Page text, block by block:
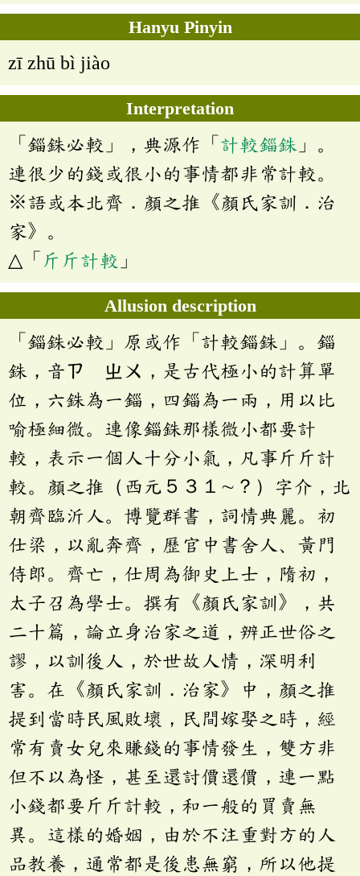
Hanyu Pinyin
zī zhū bì jiào
Interpretation
「錙銖必較」，典源作「 計較錙銖 」。
連很少的錢或很小的事情都非常計較。
※語或本北齊．顏之推《顏氏家訓．治
家》。
△「 斤斤計較 」
Allusion description
「錙銖必較」原或作「計較錙銖」。錙
銖，音ㄗ ㄓㄨ，是古代極小的計算單
位，六銖為一錙，四錙為一兩，用以比
喻極細微。連像錙銖那樣微小都要計
較，表示一個人十分小氣，凡事斤斤計
較。顏之推（西元５３１∼？）字介，北
朝齊臨沂人。博覽群書，詞情典麗。初
仕梁，以亂奔齊，歷官中書舍人、黃門
侍郎。齊亡，仕周為御史上士，隋初，
太子召為學士。撰有《顏氏家訓》，共
二十篇，論立身治家之道，辨正世俗之
謬，以訓後人，於世故人情，深明利
害。在《顏氏家訓．治家》中，顏之推
提到當時民風敗壞，民間嫁娶之時，經
常有賣女兒來賺錢的事情發生，雙方非
但不以為怪，甚至還討價還價，連一點
小錢都要斤斤計較，和一般的買賣無
異。這樣的婚姻，由於不注重對方的人
品教養，通常都是後患無窮，所以他提